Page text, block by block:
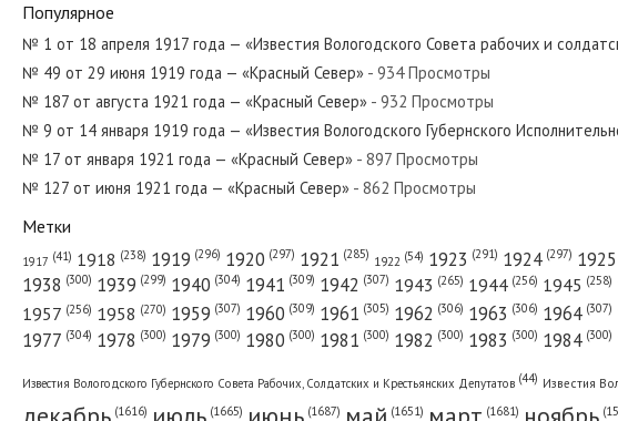
№ 113 от июня 1950 года — «Красный Север»
№ 92 от апреля 1932 года — «Красный Север»
Популярное
№ 1 от 18 апреля 1917 года — «Известия Вологодского Совета рабочих и
№ 49 от 29 июня 1919 года — «Красный Север» - 934 Просмотры
№ 187 от августа 1921 года — «Красный Север» - 932 Просмотры
№ 9 от 14 января 1919 года — «Известия Вологодского Губернского
№ 17 от января 1921 года — «Красный Север» - 897 Просмотры
№ 127 от июня 1921 года — «Красный Север» - 862 Просмотры
Метки
1917 (41) 1918 (238) 1919 (296) 1920 (297) 1921 (285) 1922 (54) 1923 (291) 1924 (297) 1925
1938 (300) 1939 (299) 1940 (304) 1941 (309) 1942 (307) 1943 (265) 1944 (256) 1945 (258)
1957 (256) 1958 (270) 1959 (307) 1960 (309) 1961 (305) 1962 (306) 1963 (306) 1964 (307)
1977 (304) 1978 (300) 1979 (300) 1980 (300) 1981 (300) 1982 (300) 1983 (300) 1984 (300)
Известия Вологодского Губернского Совета Рабочих, Солдатских и Крестьянских Депутатов (44) Известия
(1616) (1665) (1687) (1651) (1681)